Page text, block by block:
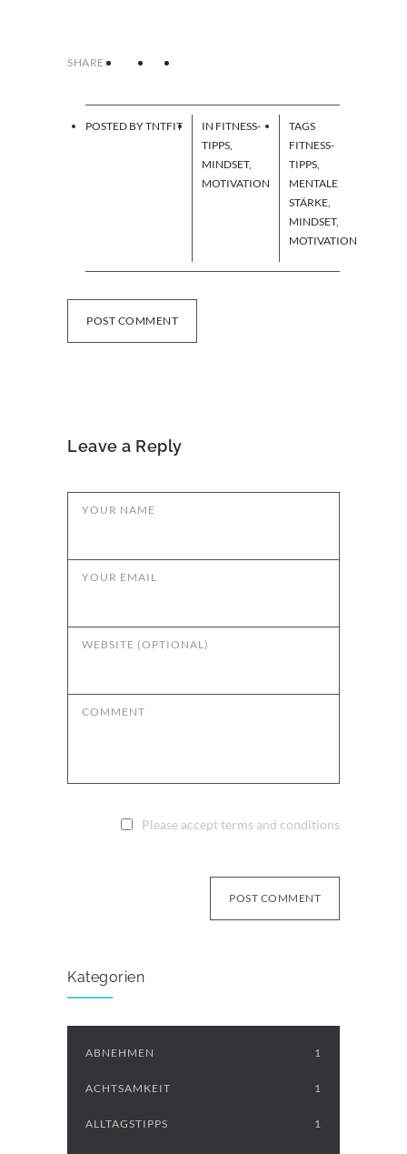
SHARE:
POST COMMENT
POSTED BYTNTFIT IN FITNESS-
TIPPS
MINDSET,
MOTIVATION
TAGS
FITNESS-
TIPPS
MENTALE
STÄRKE
MINDSET,
MOTIVATION
Leave a Reply
YOUR NAME
YOUR EMAIL
WEBSITE (OPTIONAL)
COMMENT
Please accept terms and conditions
POST COMMENT
Kategorien
ABNEHMEN 1
ACHTSAMKEIT 1
ALLTAGSTIPPS 1